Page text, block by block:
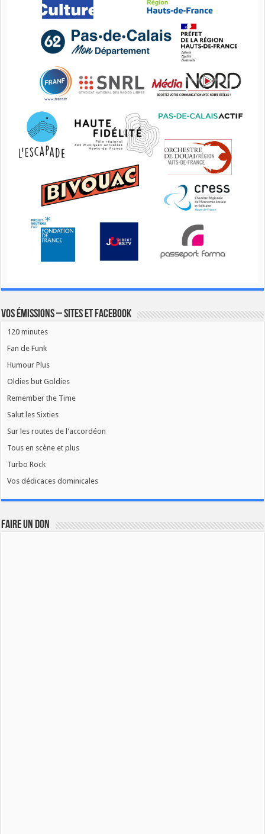
Vos émissions – Sites et Facebook
120 minutes
Fan de Funk
Humour Plus
Oldies but Goldies
Remember the Time
Salut les Sixties
Sur les routes de l'accordéon
Tous en scène et plus
Turbo Rock
Vos dédicaces dominicales
FAIRE UN DON